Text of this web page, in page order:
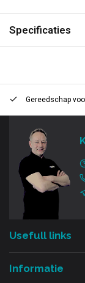
Specificaties
Gereedschap
Usefull links
Informatie